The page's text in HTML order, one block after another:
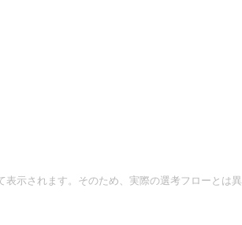
示されます。そのため、実際の選考フローとは異